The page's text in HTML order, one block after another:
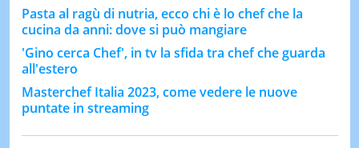
Pasta al ragù di nutria, ecco chi è lo chef che la
cucina da anni: dove si può mangiare
'Gino cerca Chef', in tv la sfida tra chef che guarda
all'estero
Masterchef Italia 2023, come vedere le nuove
puntate in streaming